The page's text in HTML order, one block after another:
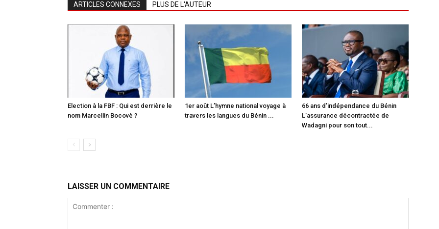
ARTICLES CONNEXES PLUS DE L'AUTEUR
Election à la FBF : Qui est derrière le
nom Marcellin Bocovè ?
1er août L’hymne national voyage à
travers les langues du Bénin ...
66 ans d’indépendance du Bénin
L’assurance décontractée de
Wadagni pour son tout...
LAISSER UN COMMENTAIRE